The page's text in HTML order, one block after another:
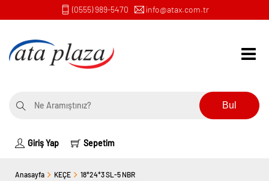
(0555) 989-5470 info@atax.com.tr
Bul
Giriş Yap Sepetim
Anasayfa KEÇE 18*24*3 SL-5 NBR